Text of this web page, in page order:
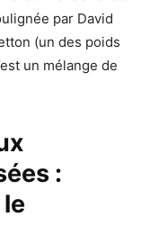
par David
(un des poids
un mélange de
: